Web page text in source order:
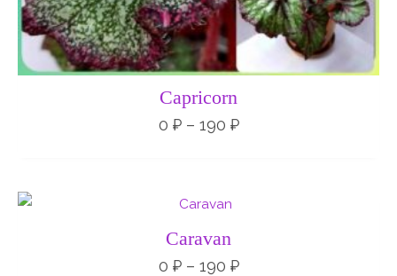
Capricorn
0 ₽ – 190 ₽
Caravan
0 ₽ – 190 ₽190 ₽